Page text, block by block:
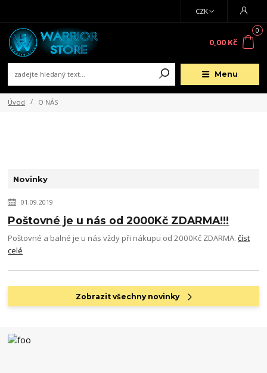
Menu
CZK
0
0,00 Kč
Úvod O NÁS
Novinky
01.09.2019
Poštovné je u nás od 2000Kč ZDARMA!!!
Poštovné a balné je u nás vždy při nákupu od 2000Kč ZDARMA.číst
celé
Zobrazit všechny novinky